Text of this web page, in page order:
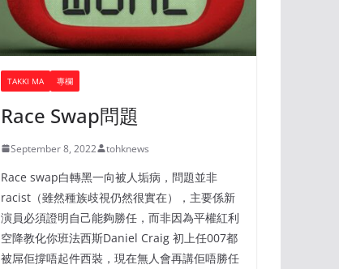
TAKKI MA 專欄
Race Swap問題
September 8, 2022 tohknews
Race swap白轉黑一向被人垢病，問題並非
racist（雖然種族歧視仍然很實在），主要係新
演員必須證明自己能夠勝任，而非因為平權紅利
空降教化你班法西斯Daniel Craig 初上任007都
被屌佢撐唔起件西裝，現在無人會再講佢唔勝任